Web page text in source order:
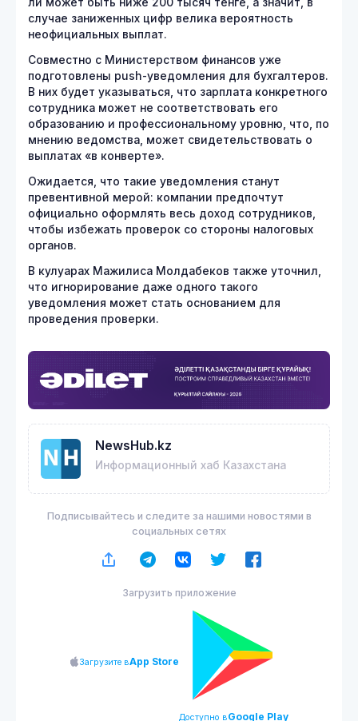
случае заниженных цифр велика вероятность
неофициальных выплат.
Совместно с Министерством финансов уже
подготовлены push-уведомления для бухгалтеров.
В них будет указываться, что зарплата конкретного
сотрудника может не соответствовать его
образованию и профессиональному уровню, что, по
мнению ведомства, может свидетельствовать о
выплатах «в конверте».
Ожидается, что такие уведомления станут
превентивной мерой: компании предпочтут
официально оформлять весь доход сотрудников,
чтобы избежать проверок со стороны налоговых
органов.
В кулуарах Мажилиса Молдабеков также уточнил,
что игнорирование даже одного такого
уведомления может стать основанием для
проведения проверки.
NewsHub.kz
Информационный хаб Казахстана
Подписывайтесь и следите за нашими новостями в
социальных сетях
Загрузить приложение
Загрузите вApp Store
Доступно вGoogle Play